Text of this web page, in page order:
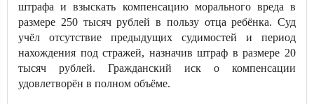
штрафа и взыскать компенсацию морального вреда в
размере 250 тысяч рублей в пользу отца ребёнка. Суд
учёл отсутствие предыдущих судимостей и период
нахождения под стражей, назначив штраф в размере 20
тысяч рублей. Гражданский иск о компенсации
удовлетворён в полном объёме.